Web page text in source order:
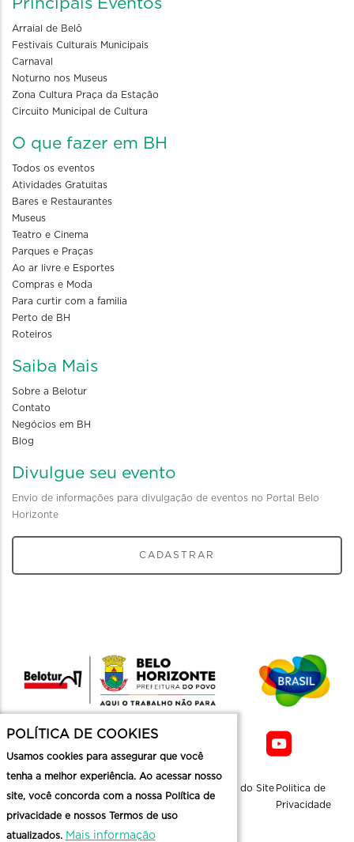
Principais Eventos
Arraial de Belô
Festivais Culturais Municipais
Carnaval
Noturno nos Museus
Zona Cultura Praça da Estação
Circuito Municipal de Cultura
O que fazer em BH
Todos os eventos
Atividades Gratuitas
Bares e Restaurantes
Museus
Teatro e Cinema
Parques e Praças
Ao ar livre e Esportes
Compras e Moda
Para curtir com a familia
Perto de BH
Roteiros
Saiba Mais
Sobre a Belotur
Contato
Negócios em BH
Blog
Divulgue seu evento
Envio de informações para divulgação de eventos no Portal Belo
Horizonte
CADASTRAR
Mapa do Site Politica de
Privacidade
POLÍTICA DE COOKIES
Usamos cookies para assegurar que você
tenha a melhor experiência. Ao acessar nosso
site, você concorda com a nossa Política de
privacidade e nossos Termos de uso
atualizados. Mais informação